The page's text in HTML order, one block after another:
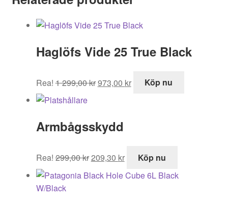
Haglöfs Vide 25 True Black
Rea! 1 299,00kr
ursprungliga
1
973,00 kr
nuvarande
Köp nu
Armbågsskydd
Rea! 299,00kr
ursprungliga
priset
209,30 kr
nuvarande
priset
Köp nu